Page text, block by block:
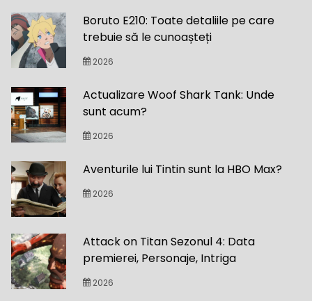
Boruto E210: Toate detaliile pe care
trebuie să le cunoașteți
2026
Actualizare Woof Shark Tank: Unde
sunt acum?
2026
Aventurile lui Tintin sunt la HBO Max?
2026
Attack on Titan Sezonul 4: Data
premierei, Personaje, Intriga
2026